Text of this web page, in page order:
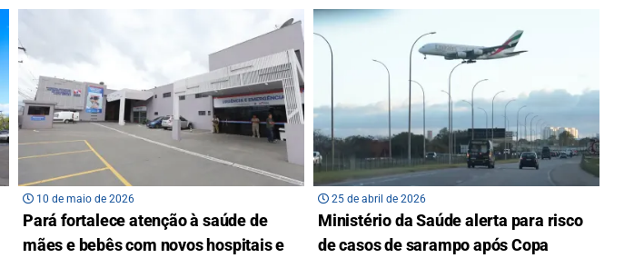
10 de maio de 2026
Pará fortalece atenção à saúde de
mães e bebês com novos hospitais e
25 de abril de 2026
Ministério da Saúde alerta para risco
de casos de sarampo após Copa